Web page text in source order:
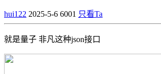
hui122 2025-5-6 6001 只看Ta
就是量子 非凡这种json接口